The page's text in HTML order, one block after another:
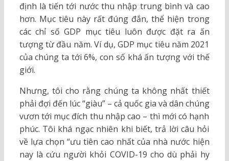
định là tiến tới nước thu nhập trung bình và cao
hơn. Mục tiêu này rất đúng đắn, thể hiện trong
các chỉ số GDP mục tiêu luôn được đặt ra ấn
tượng từ đầu năm. Ví dụ, GDP mục tiêu năm 2021
của chúng ta tới 6%, con số khá ấn tượng với thế
giới.
Nhưng, tôi cho rằng chúng ta không nhất thiết
phải đợi đến lúc “giàu” – cả quốc gia và dân chúng
vươn tới mục đích thu nhập cao – thì mới có hạnh
phúc. Tôi khá ngạc nhiên khi biết, trả lời câu hỏi
về lựa chọn “ưu tiên cao nhất của nhà nước hiện
nay là cứu người khỏi COVID-19 cho dù phải hy